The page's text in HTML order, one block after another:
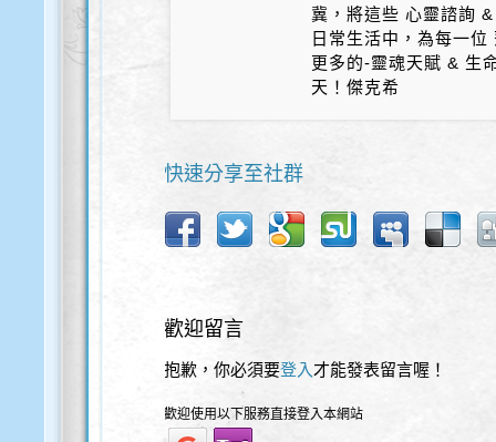
冀，將這些 心靈諮詢
日常生活中，為每一
更多的-靈魂天賦 & 生
天！傑克希
快速分享至社群
歡迎留言
抱歉，你必須要登入 才能發表留言喔！
歡迎使用以下服務直接登入本網站